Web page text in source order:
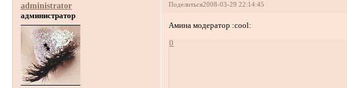
Поделиться2008-03-29 22:14:45
administrator
администратор
Амина модератор :cool:
0